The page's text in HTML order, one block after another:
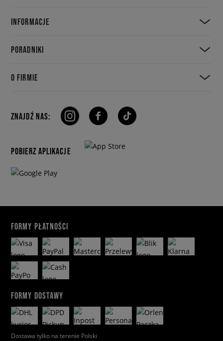
INFORMACJE
PORADNIKI
O FIRMIE
ZNAJDŹ NAS:
POBIERZ APLIKACJE
FORMY PŁATNOŚCI
FORMY DOSTAWY
Dostawa tylko na terenie Polski